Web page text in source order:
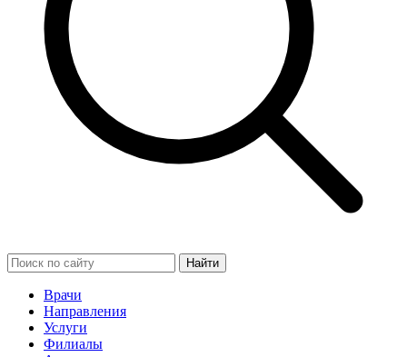
Найти
Врачи
Направления
Услуги
Филиалы